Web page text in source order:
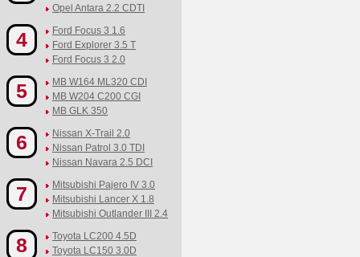
Opel Antara 2.2 CDTI
4
Ford Focus 3 1.6
Ford Explorer 3.5 T
Ford Focus 3 2.0
5
MB W164 ML320 CDI
MB W204 C200 CGI
MB GLK 350
6
Nissan X-Trail 2.0
Nissan Patrol 3.0 TDI
Nissan Navara 2.5 DCI
7
Mitsubishi Pajero IV 3.0
Mitsubishi Lancer X 1.8
Mitsubishi Outlander III 2.4
8
Toyota LC200 4.5D
Toyota LC150 3.0D